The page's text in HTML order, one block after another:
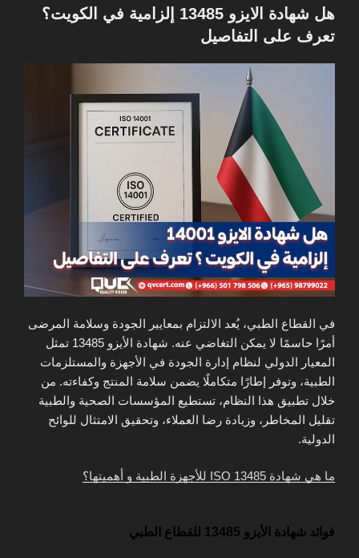
في
هل شهادة الايزو 13485 إلزامية في الكويت؟
تعرف على التفاصيل
في القطاع الطبي، يُعد الالتزام بمعايير الجودة وسلامة المرضى
أمرًا حاسمًا لا يمكن التغاضي عنه. شهادة الأيزو 13485 تمثل
المعيار الدولي لنظام إدارة الجودة في الأجهزة والمستلزمات
الطبية، وتوفر إطارًا متكاملًا يضمن سلامة المنتج وكفاءته. من
خلال تطبيق هذا النظام، تستطيع المؤسسات الصحية والطبية
تقليل المخاطر، وزيادة رضا العملاء، وتحقيق الامتثال للوائح
الدولية.
ما هي شهادة ISO 13485 للأجهزة الطبية و أهميتها؟
فوائد شهادة الأيزو 13485 للقطاع الطبي